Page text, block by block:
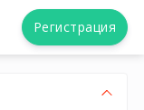
Регистрация